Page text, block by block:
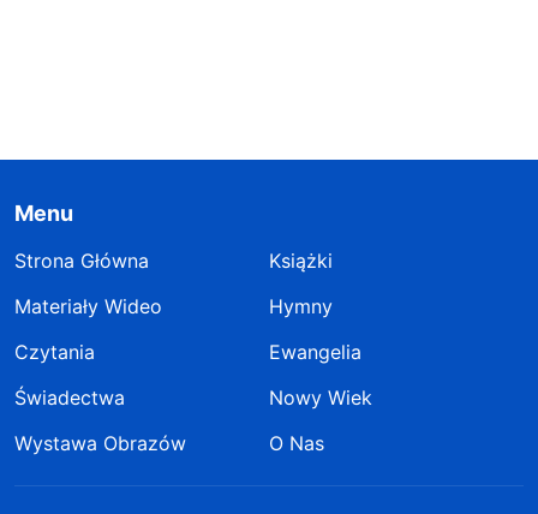
Menu
Strona Główna
Książki
Materiały Wideo
Hymny
Czytania
Ewangelia
Świadectwa
Nowy Wiek
Wystawa Obrazów
O Nas